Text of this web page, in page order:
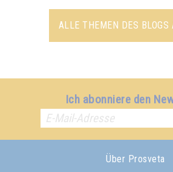
ALLE THEMEN DES BLOGS
Ich abonniere den
Über Prosveta